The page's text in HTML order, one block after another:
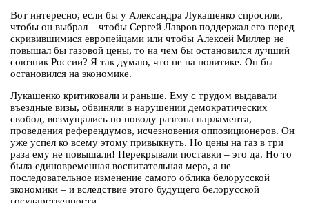
Вот интересно, если бы у Александра Лукашенко спросили,
чтобы он выбрал – чтобы Сергей Лавров поддержал его перед
скривившимися европейцами или чтобы Алексей Миллер не
повышал бы газовой цены, то на чем бы остановился лучший
союзник России? Я так думаю, что не на политике. Он бы
остановился на экономике.
Лукашенко критиковали и раньше. Ему с трудом выдавали
въездные визы, обвиняли в нарушении демократических
свобод, возмущались по поводу разгона парламента,
проведения референдумов, исчезновения оппозиционеров. Он
уже успел ко всему этому привыкнуть. Но цены на газ в три
раза ему не повышали! Перекрывали поставки – это да. Но то
была единовременная воспитательная мера, а не
последовательное изменение самого облика белорусской
экономики – и вследствие этого будущего белорусской